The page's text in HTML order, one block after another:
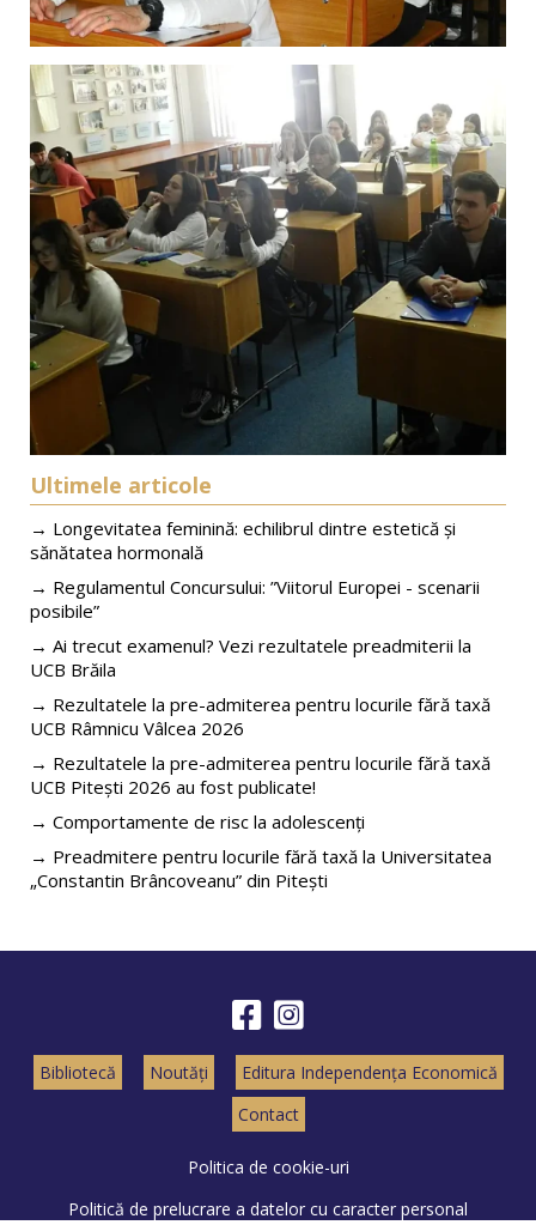
Ultimele articole
→ Longevitatea feminină: echilibrul dintre estetică și
sănătatea hormonală
→ Regulamentul Concursului: ”Viitorul Europei - scenarii
posibile”
→ Ai trecut examenul? Vezi rezultatele preadmiterii la
UCB Brăila
→ Rezultatele la pre-admiterea pentru locurile fără taxă
UCB Râmnicu Vâlcea 2026
→ Rezultatele la pre-admiterea pentru locurile fără taxă
UCB Pitești 2026 au fost publicate!
→ Comportamente de risc la adolescenți
→ Preadmitere pentru locurile fără taxă la Universitatea
„Constantin Brâncoveanu” din Pitești
Bibliotecă Noutăți
Editura Independența Economică
Contact
Politica de cookie-uri
Politică de prelucrare a datelor cu caracter personal